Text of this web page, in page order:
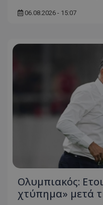
06.08.2026 - 15:07
Ολυμπιακός:
χτύπημα» μετά